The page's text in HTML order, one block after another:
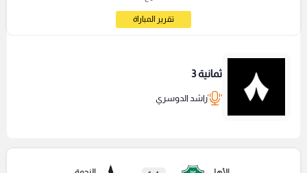
تقرير المباراة
ثمانية 3
راشد الدوسري